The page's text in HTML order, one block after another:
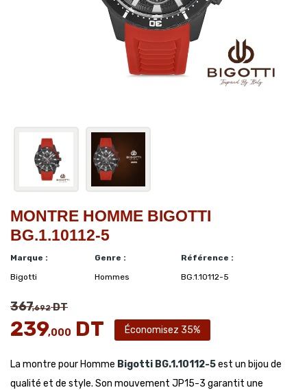
MONTRE HOMME BIGOTTI
BG.1.10112-5
Marque :
Bigotti
Genre :
Hommes
Référence :
BG.1.10112-5
367,692DT
239,000 DT Économisez 35%
La montre pour Homme Bigotti BG.1.10112-5est un bijou de
qualité et de style. Son mouvement JP15-3 garantit une